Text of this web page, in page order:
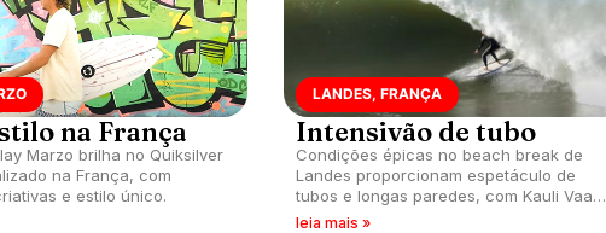
na França
Marzo brilha no Quiksilver
na França, com
e estilo único.
LANDES, FRANÇA
Intensivão de tubo
Condições épicas no beach break de
Landes proporcionam espetáculo de
tubos e longas paredes, com Kauli Vaast
e Jeremy Flores na cena.
leia mais »